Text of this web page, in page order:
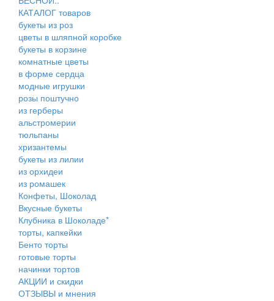
КАТАЛОГ товаров
букеты из роз
цветы в шляпной коробке
букеты в корзине
комнатные цветы
в форме сердца
модные игрушки
розы поштучно
из герберы
альстромерии
тюльпаны
хризантемы
букеты из лилии
из орхидеи
из ромашек
Конфеты, Шоколад
Вкусные букеты
Клубника в Шоколаде*
торты, капкейки
Бенто торты
готовые торты
начинки тортов
АКЦИИ и скидки
ОТЗЫВЫ и мнения